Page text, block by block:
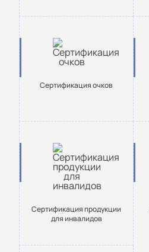
Сертификация очков
Сертификация продукции
для инвалидов